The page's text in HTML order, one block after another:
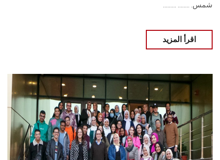
شمس‎.‎ ........ .........
اقرأ المزيد